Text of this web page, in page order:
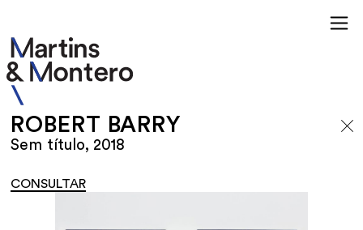
ROBERT BARRY
Sem título, 2018
CONSULTAR